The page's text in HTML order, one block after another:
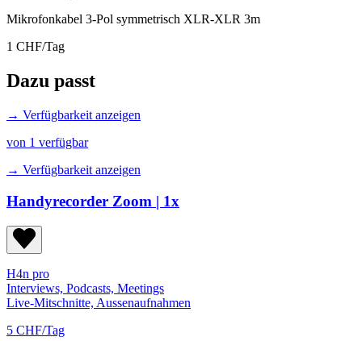
Mikrofonkabel 3-Pol symmetrisch XLR-XLR 3m
1 CHF/Tag
Dazu passt
→ Verfügbarkeit anzeigen
von 1 verfügbar
→ Verfügbarkeit anzeigen
Handyrecorder Zoom | 1x
H4n pro
Interviews, Podcasts, Meetings
Live-Mitschnitte, Aussenaufnahmen
5 CHF/Tag